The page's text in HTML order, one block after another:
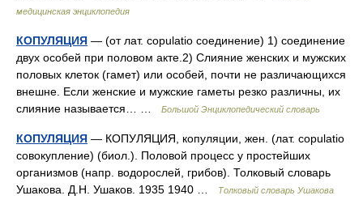
медицинская энциклопедия
КОПУЛЯЦИЯ — (от лат. copulatio соединение) 1) соединение
двух особей при половом акте.2) Слияние женских и мужских
половых клеток (гамет) или особей, почти не различающихся
внешне. Если женские и мужские гаметы резко различны, их
слияние называется… …
Большой Энциклопедический словарь
КОПУЛЯЦИЯ — КОПУЛЯЦИЯ, копуляции, жен. (лат. copulatio
совокупление) (биол.). Половой процесс у простейших
организмов (напр. водорослей, грибов). Толковый словарь
Ушакова. Д.Н. Ушаков. 1935 1940 …
Толковый словарь Ушакова